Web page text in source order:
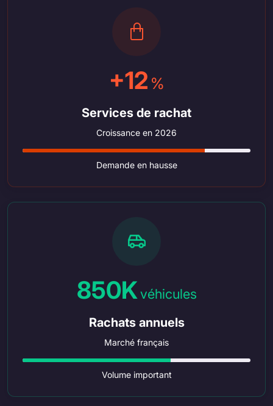
+12 %
Services de rachat
Croissance en 2026
Demande en hausse
850Kvéhicules
Rachats annuels
Marché français
Volume important